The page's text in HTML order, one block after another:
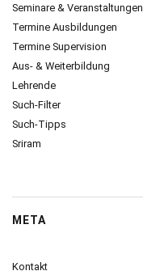
Seminare & Veranstaltungen
Termine Ausbildungen
Termine Supervision
Aus- & Weiterbildung
Lehrende
Such-Filter
Such-Tipps
Sriram
META
Kontakt